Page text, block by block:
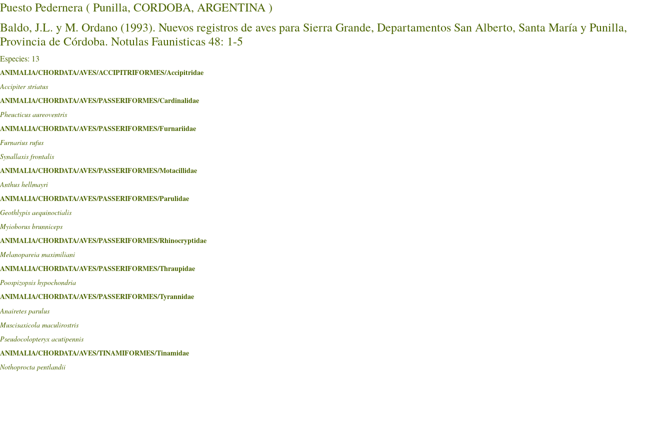
Puesto Pedernera ( Punilla, CORDOBA, ARGENTINA )
Baldo, J.L. y M. Ordano (1993). Nuevos registros de aves para Sierra Grande, Departamentos San Alberto, Santa María y Punilla,
Provincia de Córdoba. Notulas Faunisticas 48: 1-5
Especies: 13
ANIMALIA/CHORDATA/AVES/ACCIPITRIFORMES/Accipitridae
Accipiter striatus
ANIMALIA/CHORDATA/AVES/PASSERIFORMES/Cardinalidae
Pheucticus aureoventris
ANIMALIA/CHORDATA/AVES/PASSERIFORMES/Furnariidae
Furnarius rufus
Synallaxis frontalis
ANIMALIA/CHORDATA/AVES/PASSERIFORMES/Motacillidae
Anthus hellmayri
ANIMALIA/CHORDATA/AVES/PASSERIFORMES/Parulidae
Geothlypis aequinoctialis
Myioborus brunniceps
ANIMALIA/CHORDATA/AVES/PASSERIFORMES/Rhinocryptidae
Melanopareia maximiliani
ANIMALIA/CHORDATA/AVES/PASSERIFORMES/Thraupidae
Poospizopsis hypochondria
ANIMALIA/CHORDATA/AVES/PASSERIFORMES/Tyrannidae
Anairetes parulus
Muscisaxicola maculirostris
Pseudocolopteryx acutipennis
ANIMALIA/CHORDATA/AVES/TINAMIFORMES/Tinamidae
Nothoprocta pentlandii